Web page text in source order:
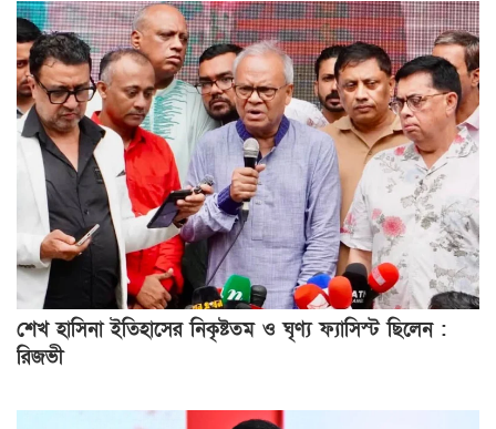
শেখ হাসিনা ইতিহাসের নিকৃষ্টতম ও ঘৃণ্য ফ্যাসিস্ট ছিলেন :
রিজভী